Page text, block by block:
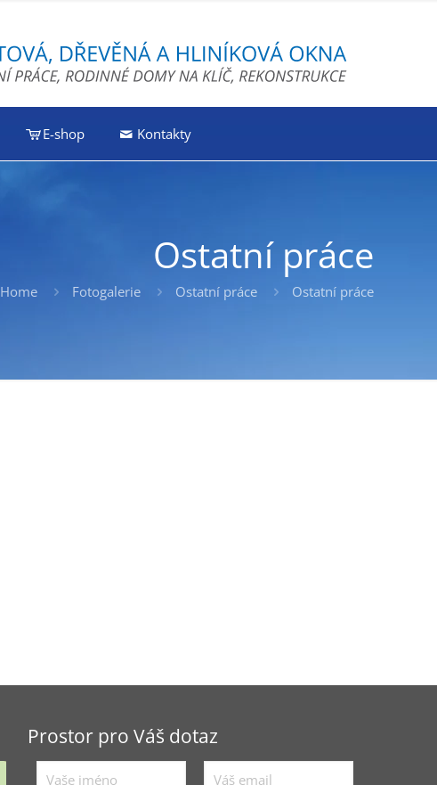
E-shop Kontakty
Ostatní práce
Home Fotogalerie Ostatní práce Ostatní práce
Prostor pro Váš dotaz